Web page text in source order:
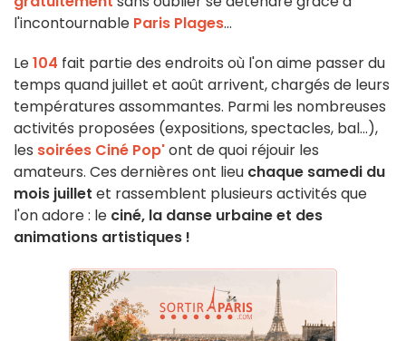
l'incontournable Paris Plages...
Le104 fait partie des endroits où l'on aime passer du
temps quand juillet et août arrivent, chargés de leurs
températures assommantes. Parmi les nombreuses
activités proposées (expositions, spectacles, bal...),
les soirées Ciné Pop'ont de quoi réjouir les
amateurs. Ces dernières ont lieu chaque samedi du
mois juillet et rassemblent plusieurs activités que
l'on adore : le ciné, la danse urbaine et des
animations artistiques !